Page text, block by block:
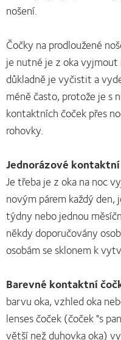
nošení.
Čočky na prodloužené
je nutné je z oka
důkladně je vyčistit a
méně často, protože je s
kontaktních čoček přes
rohovky.
Jednorázové
Je třeba je z oka na noc
novým párem každý
týdny nebo jednou
někdy doporučovány
osobám se sklonem k
Barevné kontaktní
barvu oka, vzhled oka
lenses čoček (čoček "s
větší než duhovka oka)